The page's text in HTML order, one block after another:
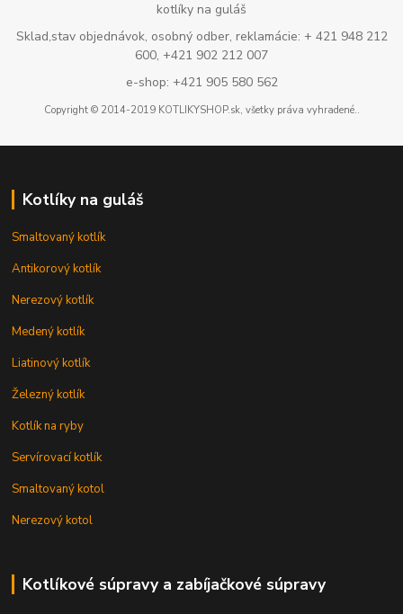
kotlíky na guláš
Sklad,stav objednávok, osobný odber, reklamácie: + 421 948 212
600, +421 902 212 007
e-shop: +421 905 580 562
Copyright © 2014-2019 KOTLIKYSHOP.sk, všetky práva vyhradené..
Kotlíky na guláš
Smaltovaný kotlík
Antikorový kotlík
Nerezový kotlík
Medený kotlík
Liatinový kotlík
Železný kotlík
Kotlík na ryby
Servírovací kotlík
Smaltovaný kotol
Nerezový kotol
Kotlíkové súpravy a zabíjačkové súpravy